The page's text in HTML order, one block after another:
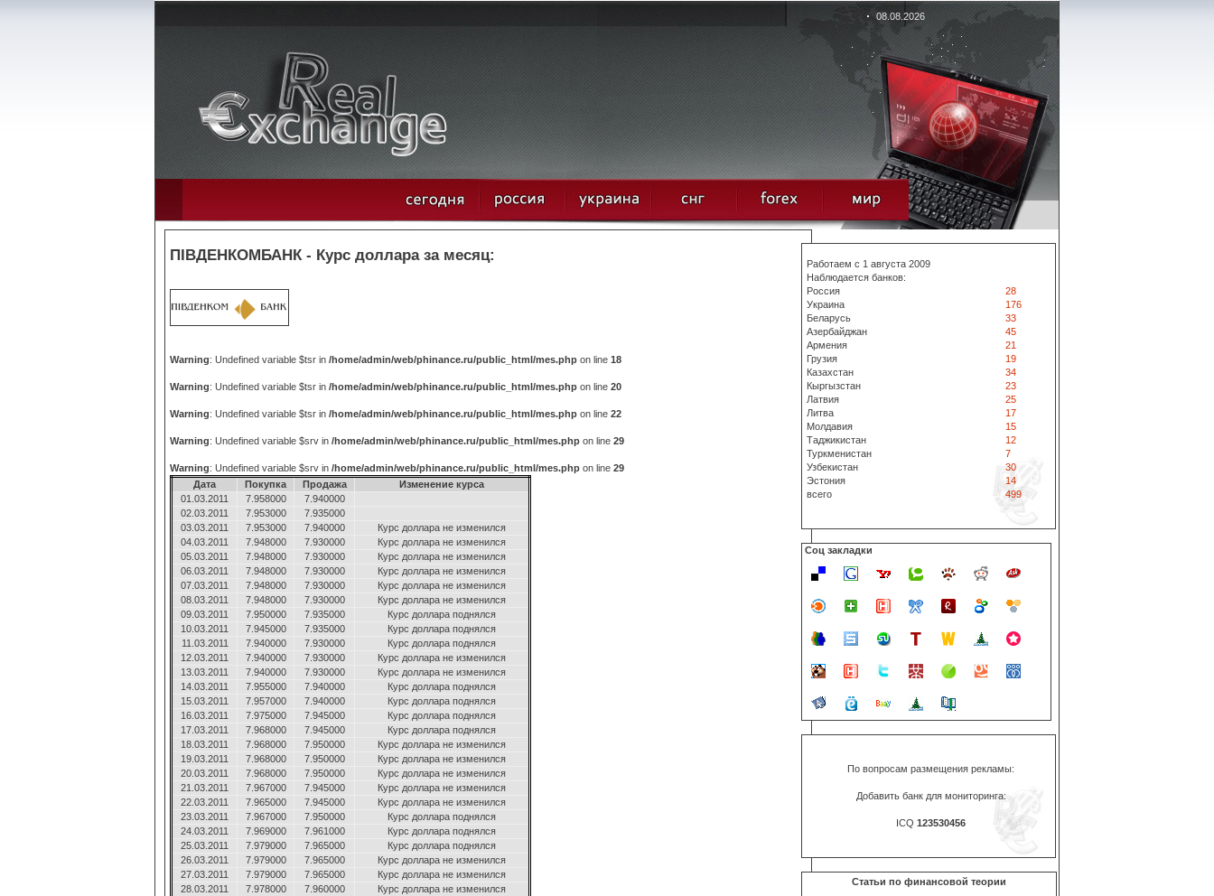
08.08.2026
ПІВДЕНКОМБАНК - Курс доллара за месяц:
Warning: Undefined variable $tsr in /home/admin/web/phinance.ru/public_html/mes.php on line 18
Warning: Undefined variable $tsr in /home/admin/web/phinance.ru/public_html/mes.php on line 20
Warning: Undefined variable $tsr in /home/admin/web/phinance.ru/public_html/mes.php on line 22
Warning: Undefined variable $srv in /home/admin/web/phinance.ru/public_html/mes.php on line 29
Warning: Undefined variable $srv in /home/admin/web/phinance.ru/public_html/mes.php on line 29
Дата
Покупка Продажа
Изменение курса
01.03.2011
7.958000
7.940000
02.03.2011
7.953000
7.935000
03.03.2011
7.953000 7.940000
Курс доллара не изменился
04.03.2011
7.948000 7.930000
Курс доллара не изменился
05.03.2011
7.948000 7.930000
Курс доллара не изменился
06.03.2011
7.948000 7.930000
Курс доллара не изменился
07.03.2011
7.948000 7.930000
Курс доллара не изменился
08.03.2011
7.948000 7.930000
Курс доллара не изменился
09.03.2011
7.950000 7.935000
Курс доллара поднялся
10.03.2011
7.945000 7.935000
Курс доллара поднялся
11.03.2011
7.940000 7.930000
Курс доллара поднялся
12.03.2011
7.940000 7.930000
Курс доллара не изменился
13.03.2011
7.940000 7.930000
Курс доллара не изменился
14.03.2011
7.955000 7.940000
Курс доллара поднялся
15.03.2011
7.957000 7.940000
Курс доллара поднялся
16.03.2011
7.975000 7.945000
Курс доллара поднялся
17.03.2011
7.968000 7.945000
Курс доллара поднялся
18.03.2011
7.968000 7.950000
Курс доллара не изменился
19.03.2011
7.968000 7.950000
Курс доллара не изменился
20.03.2011
7.968000 7.950000
Курс доллара не изменился
21.03.2011
7.967000 7.945000
Курс доллара не изменился
22.03.2011
7.965000 7.945000
Курс доллара не изменился
23.03.2011
7.967000 7.950000
Курс доллара поднялся
24.03.2011
7.969000 7.961000
Курс доллара поднялся
25.03.2011
7.979000 7.965000
Курс доллара поднялся
26.03.2011
7.979000 7.965000
Курс доллара не изменился
27.03.2011
7.979000 7.965000
Курс доллара не изменился
28.03.2011
7.978000 7.960000
Курс доллара не изменился
Работаем с 1 августа 2009
Наблюдается банков:
Россия
28
Украина
176
Беларусь
33
Азербайджан
45
Армения
21
Грузия
19
Казахстан
34
Кыргызстан
23
Латвия
25
Литва
17
Молдавия
15
Таджикистан
12
Туркменистан
7
Узбекистан
30
Эстония
14
всего
499
Соц закладки
По вопросам размещения рекламы:
Добавить банк для мониторинга:
ICQ 123530456
Статьи по финансовой теории